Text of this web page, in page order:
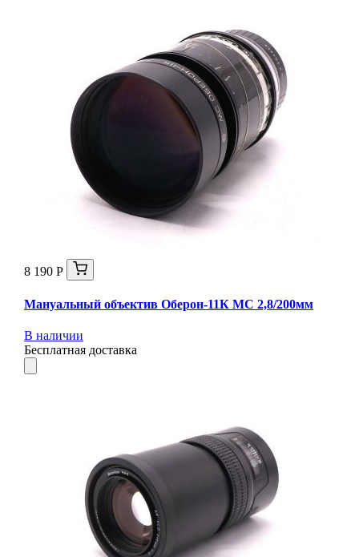
8 190 Р
Мануальный объектив Оберон-11К МС 2,8/200мм
В наличии
Бесплатная доставка